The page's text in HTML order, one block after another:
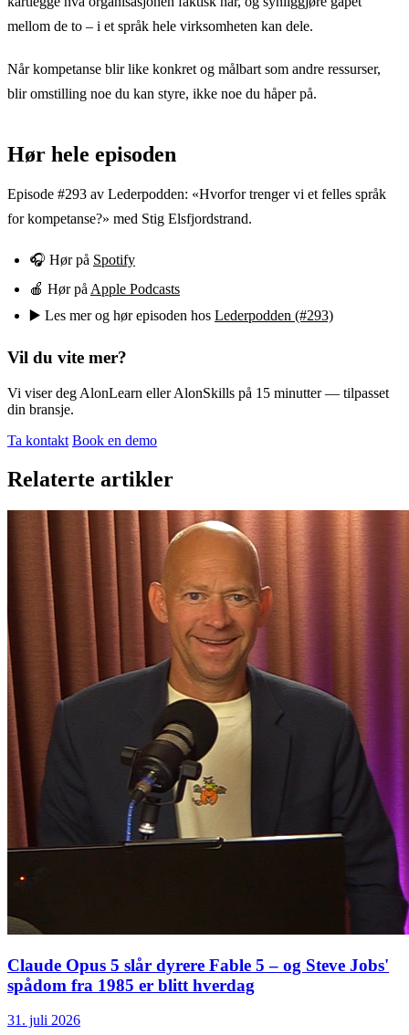
mellom de to – i et språk hele virksomheten kan dele.
Når kompetanse blir like konkret og målbart som andre ressurser,
blir omstilling noe du kan styre, ikke noe du håper på.
Hør hele episoden
Episode #293 av Lederpodden: «Hvorfor trenger vi et felles språk
for kompetanse?» med Stig Elsfjordstrand.
🎧 Hør på Spotify
🍎 Hør på Apple Podcasts
▶️ Les mer og hør episoden hos Lederpodden (#293)
Vil du vite mer?
Vi viser deg AlonLearn eller AlonSkills på 15 minutter — tilpasset
din bransje.
Ta kontakt Book en demo
Relaterte artikler
Claude Opus 5 slår dyrere Fable 5 – og Steve Jobs'
spådom fra 1985 er blitt hverdag
31. juli 2026